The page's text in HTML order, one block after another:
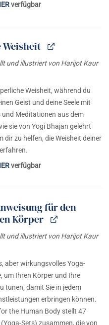
verfügbar
und illustriert von Harijot Kaur
Weisheit, während du
Geist und deine Seele mit
und Meditationen aus dem
sie von Yogi Bhajan gelehrt
dir zu helfen, die Weisheit deiner
verfügbar
für den
Körper
und illustriert von Harijot Kaur
aber wirkungsvolles Yoga-
um Ihren Körper und Ihre
tunen, damit Sie in jedem
erbringen können.
the Human Body stellt 47
Sets) zusammen, die von